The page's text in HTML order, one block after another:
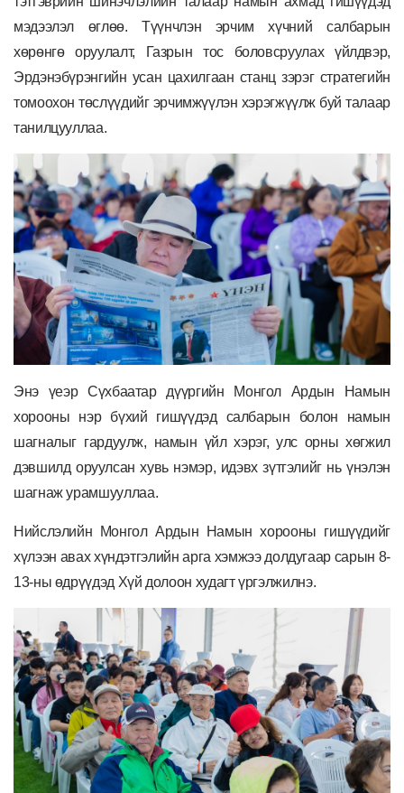
мэдээлэл өглөө. Түүнчлэн эрчим хүчний салбарын
хөрөнгө оруулалт, Газрын тос боловсруулах үйлдвэр,
Эрдэнэбүрэнгийн усан цахилгаан станц зэрэг стратегийн
томоохон төслүүдийг эрчимжүүлэн хэрэгжүүлж буй талаар
танилцууллаа.
Энэ үеэр Сүхбаатар дүүргийн Монгол Ардын Намын
хорооны нэр бүхий гишүүдэд салбарын болон намын
шагналыг гардуулж, намын үйл хэрэг, улс орны хөгжил
дэвшилд оруулсан хувь нэмэр, идэвх зүтгэлийг нь үнэлэн
шагнаж урамшууллаа.
Нийслэлийн Монгол Ардын Намын хорооны гишүүдийг
хүлээн авах хүндэтгэлийн арга хэмжээ долдугаар сарын 8-
13-ны өдрүүдэд Хүй долоон худагт үргэлжилнэ.